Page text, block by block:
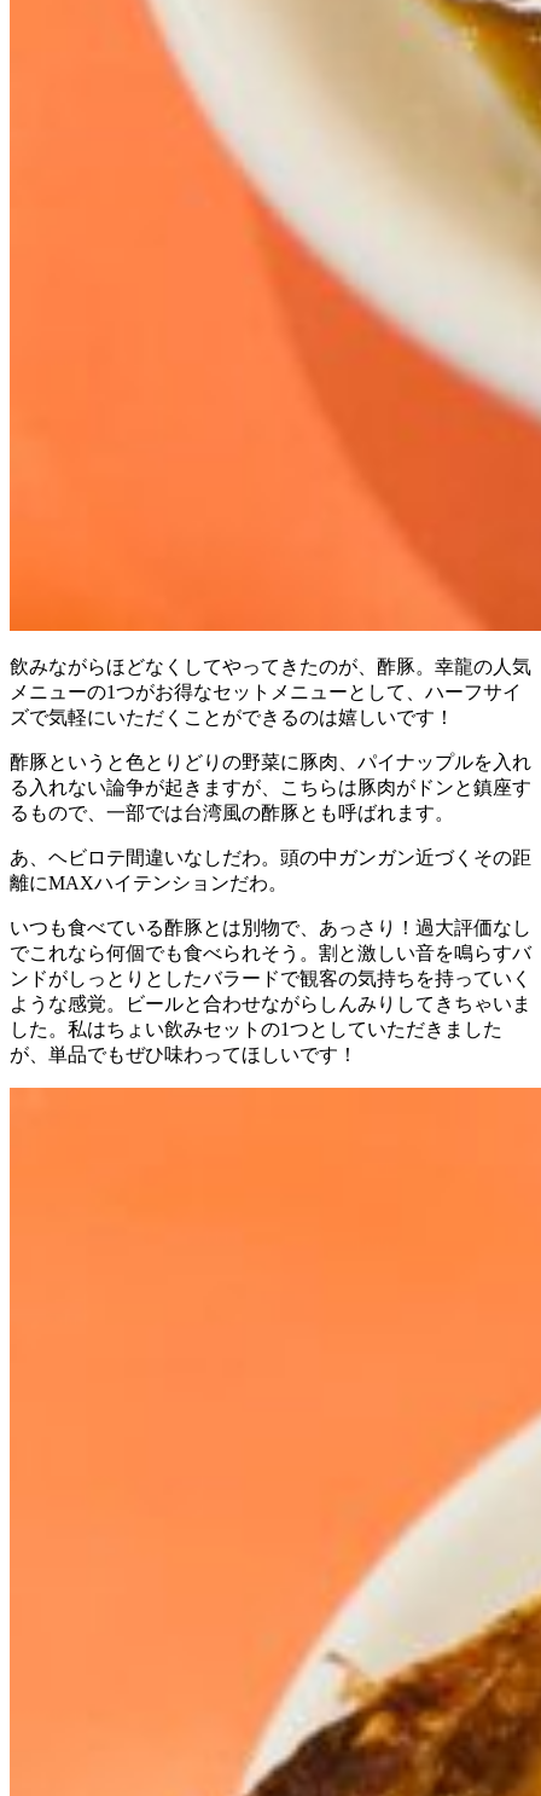
飲みながらほどなくしてやってきたのが、酢豚。幸龍の人気
メニューの1つがお得なセットメニューとして、ハーフサイ
ズで気軽にいただくことができるのは嬉しいです！
酢豚というと色とりどりの野菜に豚肉、パイナップルを入れ
る入れない論争が起きますが、こちらは豚肉がドンと鎮座す
るもので、一部では台湾風の酢豚とも呼ばれます。
あ、ヘビロテ間違いなしだわ。頭の中ガンガン近づくその距
離にMAXハイテンションだわ。
いつも食べている酢豚とは別物で、あっさり！過大評価なし
でこれなら何個でも食べられそう。割と激しい音を鳴らすバ
ンドがしっとりとしたバラードで観客の気持ちを持っていく
ような感覚。ビールと合わせながらしんみりしてきちゃいま
した。私はちょい飲みセットの1つとしていただきました
が、単品でもぜひ味わってほしいです！